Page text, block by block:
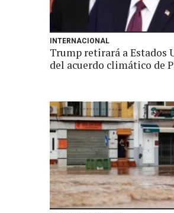
INTERNACIONAL
Trump retirará a Estados
del acuerdo climático de